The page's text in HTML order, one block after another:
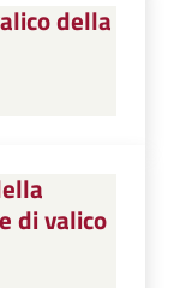
della
di valico